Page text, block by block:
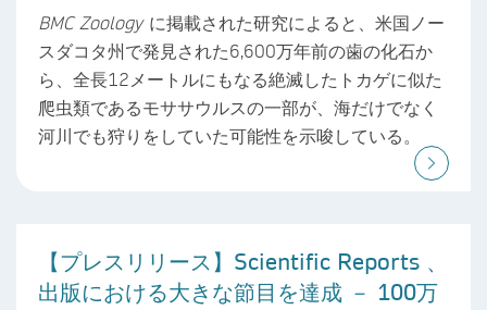
BMC Zoology に掲載された研究によると、米国ノー
スダコタ州で発見された6,600万年前の歯の化石か
ら、全長12メートルにもなる絶滅したトカゲに似た
爬虫類であるモササウルスの一部が、海だけでなく
河川でも狩りをしていた可能性を示唆している。
【プレスリリース】Scientific Reports 、
出版における大きな節目を達成 － 100万